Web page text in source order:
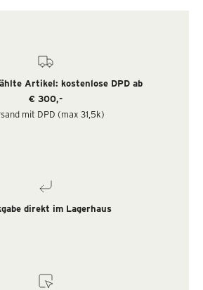
Artikel: kostenlose DPD ab
€ 300,-
mit DPD (max 31,5k)
direkt im Lagerhaus